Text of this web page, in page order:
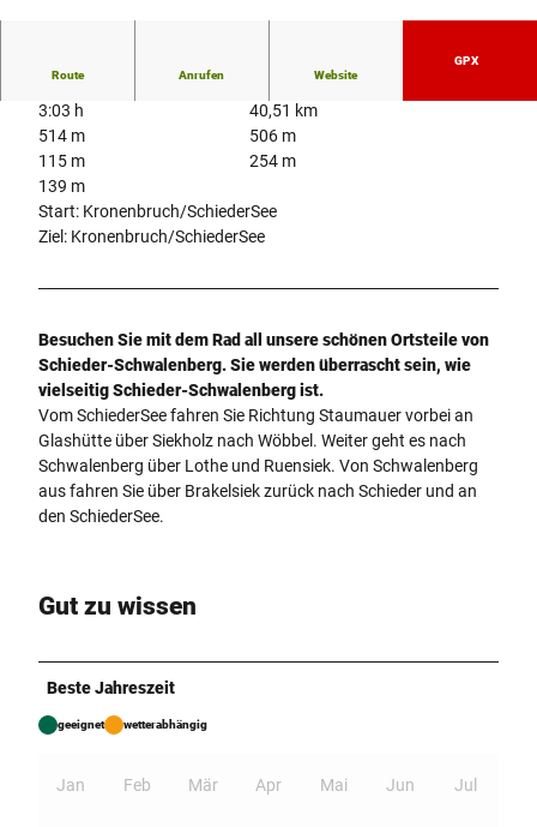
Route Anrufen Website
GPX
3:03 h
40,51 km
514 m
506 m
115 m
254 m
139 m
Start: Kronenbruch/SchiederSee
Ziel: Kronenbruch/SchiederSee
Besuchen Sie mit dem Rad all unsere schönen Ortsteile von
Schieder-Schwalenberg. Sie werden überrascht sein, wie
vielseitig Schieder-Schwalenberg ist.
Vom SchiederSee fahren Sie Richtung Staumauer vorbei an
Glashütte über Siekholz nach Wöbbel. Weiter geht es nach
Schwalenberg über Lothe und Ruensiek. Von Schwalenberg
aus fahren Sie über Brakelsiek zurück nach Schieder und an
den SchiederSee.
Gut zu wissen
Beste Jahreszeit
geeignet wetterabhängig
Jan Feb Mär Apr Mai Jun Jul